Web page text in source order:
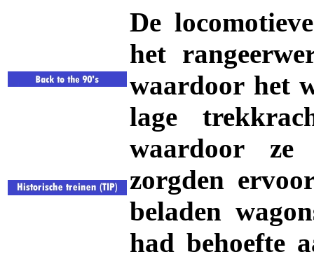
De
het
waardoor het
lage
waardoor ze
zorgden
beladen
had behoefte